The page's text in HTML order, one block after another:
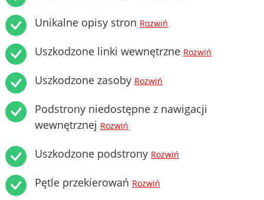
Unikalne opisy stron Rozwiń
Uszkodzone linki wewnętrzne Rozwiń
Uszkodzone zasoby Rozwiń
Podstrony niedostępne z nawigacji
wewnętrznej Rozwiń
Uszkodzone podstrony Rozwiń
Pętle przekierowań Rozwiń